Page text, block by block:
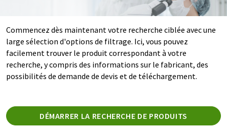
Commencez dès maintenant votre recherche ciblée avec une
large sélection d'options de filtrage. Ici, vous pouvez
facilement trouver le produit correspondant à votre
recherche, y compris des informations sur le fabricant, des
possibilités de demande de devis et de téléchargement.
DÉMARRER LA RECHERCHE DE PRODUITS